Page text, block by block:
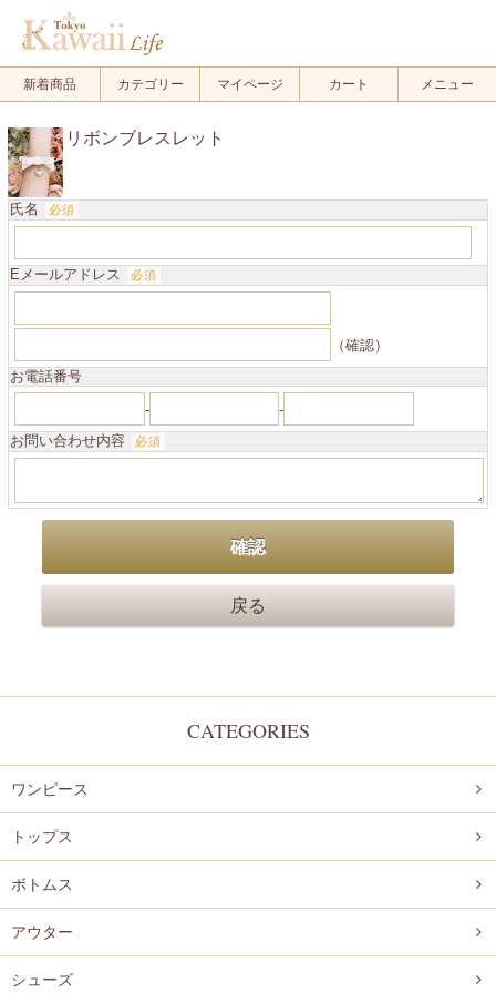
新着商品 カテゴリー マイページ カート メニュー
リボンブレスレット
氏名 必須
Eメールアドレス 必須
（確認）
お電話番号
-
-
お問い合わせ内容
必須
CATEGORIES
ワンピース
トップス
ボトムス
アウター
シューズ